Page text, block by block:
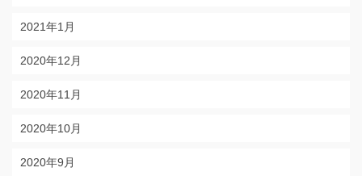
2021年1月
2020年12月
2020年11月
2020年10月
2020年9月